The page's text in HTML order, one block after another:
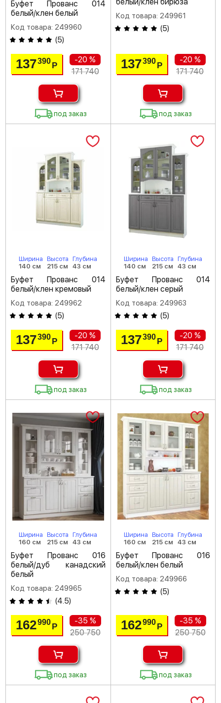
Буфет Прованс 014
белый/клен белый
Код товара: 249960
(5)
137390Р
-20 %
171 740
под заказ
белый/клен бирюза
Код товара: 249961
(5)
137390 Р
-20 %
171 740
под заказ
Ширина
140 см
Высота
215 см
Глубина
43 см
Буфет Прованс 014
белый/клен кремовый
Код товара: 249962
(5)
137390Р
-20 %
171 740
под заказ
Ширина
140 см
Высота
215 см
Глубина
43 см
Буфет Прованс 014
белый/клен серый
Код товара: 249963
(5)
137390 Р
-20 %
171 740
под заказ
Ширина
160 см
Высота
215 см
Глубина
43 см
Буфет Прованс 016
белый/дуб канадский
белый
Код товара: 249965
(4.5)
162990Р
-35 %
250 750
под заказ
Ширина
160 см
Высота
215 см
Глубина
43 см
Буфет Прованс 016
белый/клен белый
Код товара: 249966
(5)
162990 Р
-35 %
250 750
под заказ